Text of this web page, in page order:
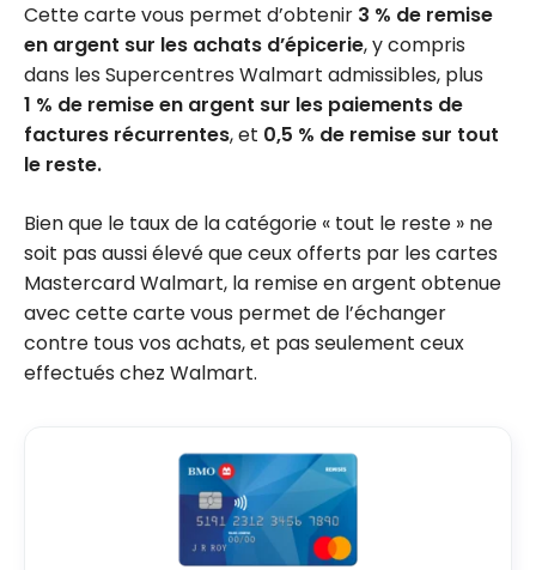
Cette carte vous permet d’obtenir 3 % de remise
en argent sur les achats d’épicerie, y compris
dans les Supercentres Walmart admissibles, plus
1 % de remise en argent sur les paiements de
factures récurrentes, et 0,5 % de remise sur tout
le reste.
Bien que le taux de la catégorie « tout le reste » ne
soit pas aussi élevé que ceux offerts par les cartes
Mastercard Walmart, la remise en argent obtenue
avec cette carte vous permet de l’échanger
contre tous vos achats, et pas seulement ceux
effectués chez Walmart.